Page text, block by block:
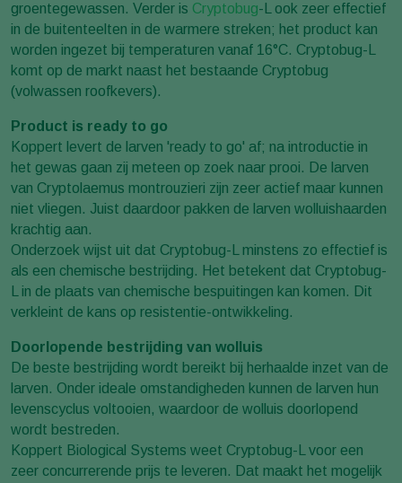
groentegewassen. Verder is Cryptobug-L ook zeer effectief
in de buitenteelten in de warmere streken; het product kan
worden ingezet bij temperaturen vanaf 16°C. Cryptobug-L
komt op de markt naast het bestaande Cryptobug
(volwassen roofkevers).
Product is ready to go
Koppert levert de larven 'ready to go' af; na introductie in
het gewas gaan zij meteen op zoek naar prooi. De larven
van Cryptolaemus montrouzieri zijn zeer actief maar kunnen
niet vliegen. Juist daardoor pakken de larven wolluishaarden
krachtig aan.
Onderzoek wijst uit dat Cryptobug-L minstens zo effectief is
als een chemische bestrijding. Het betekent dat Cryptobug-
L in de plaats van chemische bespuitingen kan komen. Dit
verkleint de kans op resistentie-ontwikkeling.
Doorlopende bestrijding van wolluis
De beste bestrijding wordt bereikt bij herhaalde inzet van de
larven. Onder ideale omstandigheden kunnen de larven hun
levenscyclus voltooien, waardoor de wolluis doorlopend
wordt bestreden.
Koppert Biological Systems weet Cryptobug-L voor een
zeer concurrerende prijs te leveren. Dat maakt het mogelijk